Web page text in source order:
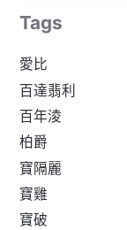
Tags
愛比
百達翡利
百年淩
柏爵
寶隔麗
寶雞
寶破